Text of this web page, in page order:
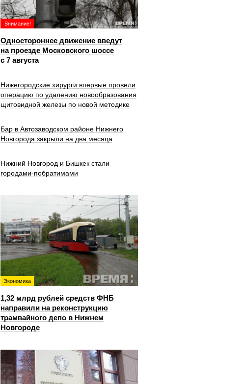
Внимание!
Одностороннее движение введут
на проезде Московского шоссе
с 7 августа
Нижегородские хирурги впервые провели
операцию по удалению новообразования
щитовидной железы по новой методике
Бар в Автозаводском районе Нижнего
Новгорода закрыли на два месяца
Нижний Новгород и Бишкек стали
городами-побратимами
Экономика
1,32 млрд рублей средств ФНБ
направили на реконструкцию
трамвайного депо в Нижнем
Новгороде